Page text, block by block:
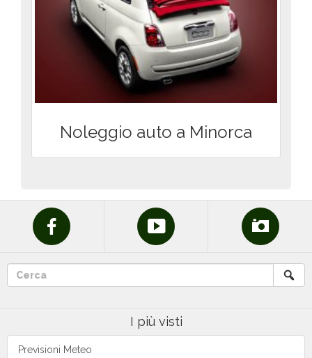
Noleggio auto a Minorca
I più visti
Previsioni Meteo